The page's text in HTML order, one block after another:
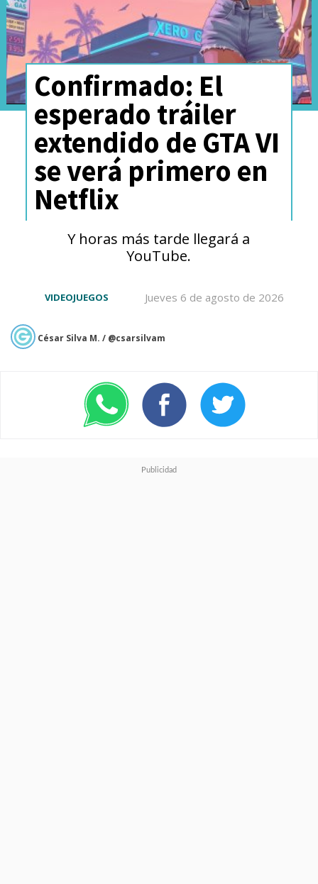
Confirmado: El
esperado tráiler
extendido de GTA VI
se verá primero en
Netflix
Y horas más tarde llegará a
YouTube.
Jueves 6 de agosto de 2026
VIDEOJUEGOS
César Silva M. / @csarsilvam